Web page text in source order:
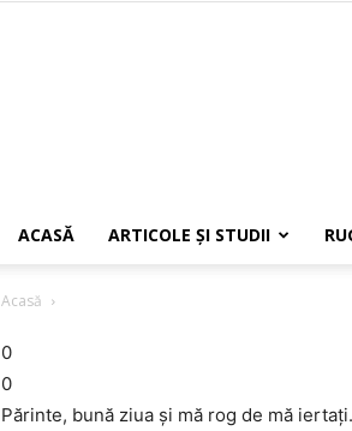
ACASĂ ARTICOLE ŞI STUDII
Acasă
0
0
Părinte, bună ziua şi mă rog de mă